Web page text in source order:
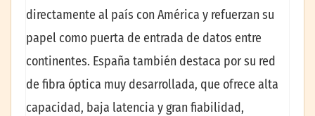
directamente al país con América y refuerzan su
papel como puerta de entrada de datos entre
continentes. España también destaca por su red
de fibra óptica muy desarrollada, que ofrece alta
capacidad, baja latencia y gran fiabilidad,